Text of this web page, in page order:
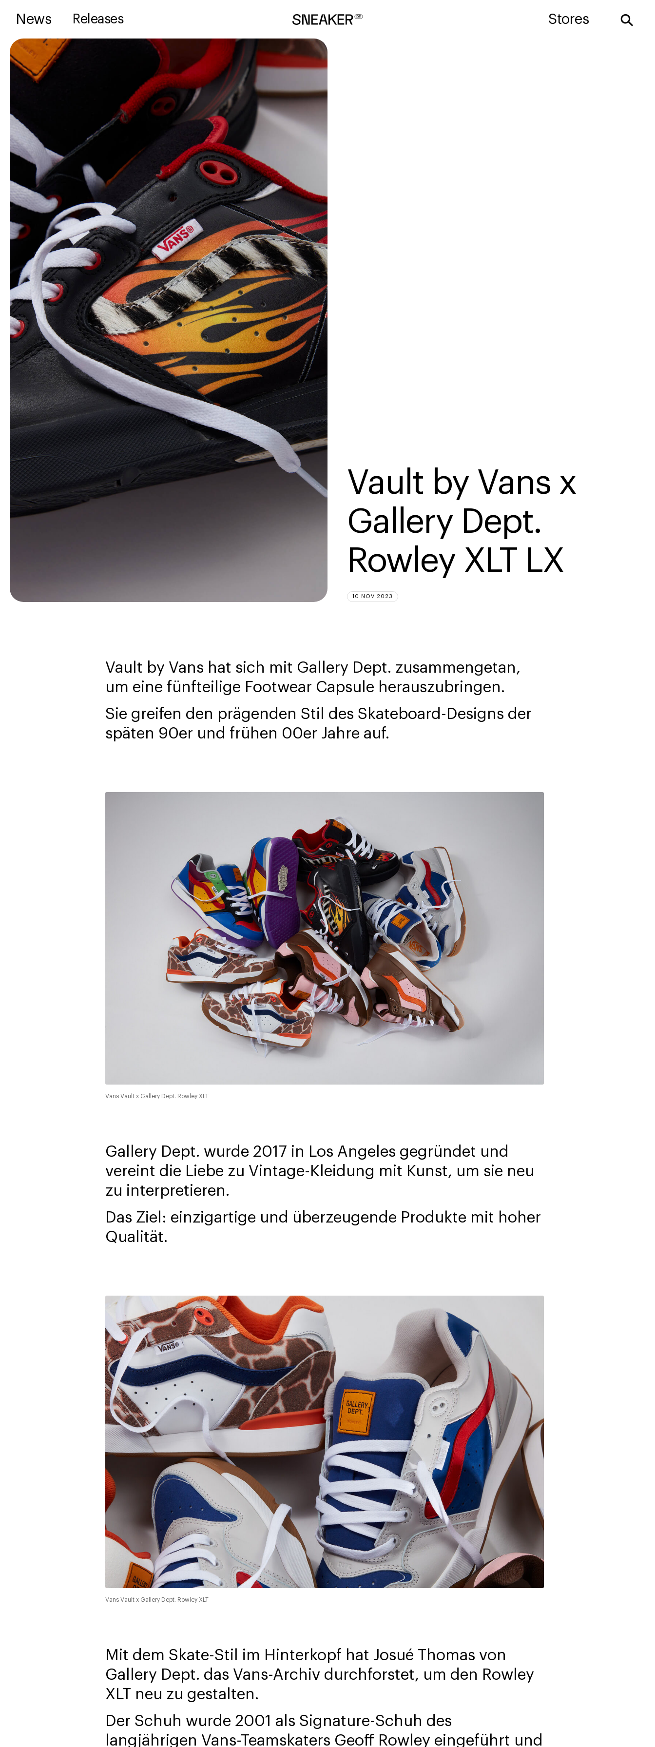
News Releases Stores ⚲
Vault by Vans x
Gallery Dept.
Rowley XLT LX
10 NOV 2023
Vault by Vans hat sich mit Gallery Dept. zusammengetan,
um eine fünfteilige Footwear Capsule herauszubringen.
Sie greifen den prägenden Stil des Skateboard-Designs der
späten 90er und frühen 00er Jahre auf.
Vans Vault x Gallery Dept. Rowley XLT
Gallery Dept. wurde 2017 in Los Angeles gegründet und
vereint die Liebe zu Vintage-Kleidung mit Kunst, um sie neu
zu interpretieren.
Das Ziel: einzigartige und überzeugende Produkte mit hoher
Qualität.
Vans Vault x Gallery Dept. Rowley XLT
Mit dem Skate-Stil im Hinterkopf hat Josué Thomas von
Gallery Dept. das Vans-Archiv durchforstet, um den Rowley
XLT neu zu gestalten.
Der Schuh wurde 2001 als Signature-Schuh des
langjährigen Vans-Teamskaters Geoff Rowley eingeführt und